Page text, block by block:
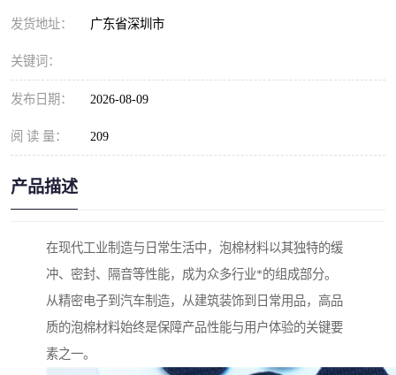
发货地址： 广东省深圳市
关键词：
发布日期： 2026-08-09
阅 读 量： 209
产品描述
在现代工业制造与日常生活中，泡棉材料以其独特的缓
冲、密封、隔音等性能，成为众多行业*的组成部分。
从精密电子到汽车制造，从建筑装饰到日常用品，高品
质的泡棉材料始终是保障产品性能与用户体验的关键要
素之一。